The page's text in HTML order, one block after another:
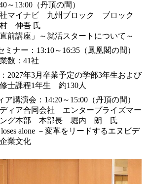
～13:00（丹頂の間）
マイナビ 九州ブロック ブロック
伸吾 氏
直前講座」～就活スタートについて～
ミナー：13:10～16:35（鳳凰閣の間）
数：41社
2027年3月卒業予定の学部3年生および
士課程1年生 約130人
ア講演会：14:20～15:00（丹頂の間）
ィア合同会社 エンタープライズマー
ング本部 本部長 堀内 朗 氏
loses alone －変革をリードするエヌビデ
業文化